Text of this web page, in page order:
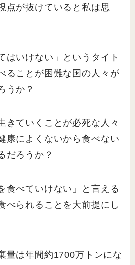
点が抜けていると私は思
はいけない」というタイト
ることが困難な国の人々が
うか？
きていくことが必死な人々
康によくないから食べない
だろうか？
食べていけない」と言える
べられることを大前提にし
量は年間約1700万トンにな